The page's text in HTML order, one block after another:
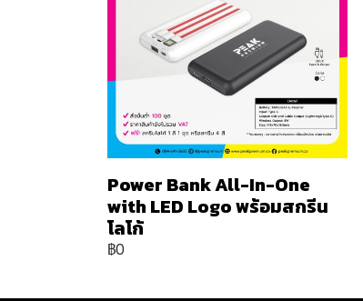
Power Bank All-In-One
with LED Logo พร้อมสกรีน
โลโก้
฿0